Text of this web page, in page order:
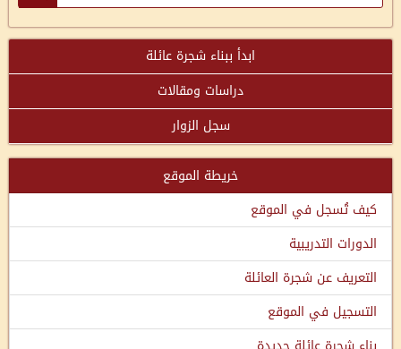
ابدأ ببناء شجرة عائلة
دراسات ومقالات
سجل الزوار
خريطة الموقع
كيف تُسجل في الموقع
الدورات التدريبية
التعريف عن شجرة العائلة
التسجيل في الموقع